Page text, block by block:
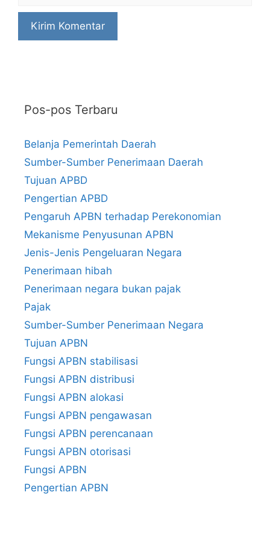
Pos-pos Terbaru
Belanja Pemerintah Daerah
Sumber-Sumber Penerimaan Daerah
Tujuan APBD
Pengertian APBD
Pengaruh APBN terhadap Perekonomian
Mekanisme Penyusunan APBN
Jenis-Jenis Pengeluaran Negara
Penerimaan hibah
Penerimaan negara bukan pajak
Pajak
Sumber-Sumber Penerimaan Negara
Tujuan APBN
Fungsi APBN stabilisasi
Fungsi APBN distribusi
Fungsi APBN alokasi
Fungsi APBN pengawasan
Fungsi APBN perencanaan
Fungsi APBN otorisasi
Fungsi APBN
Pengertian APBN